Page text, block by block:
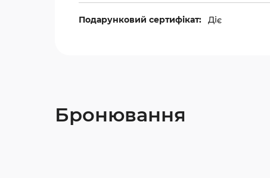
Подарунковий сертифікат: Діє
Бронювання